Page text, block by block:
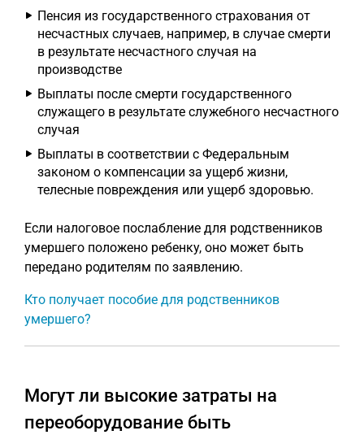
Пенсия из государственного страхования от
несчастных случаев, например, в случае смерти
в результате несчастного случая на
производстве
Выплаты после смерти государственного
служащего в результате служебного несчастного
случая
Выплаты в соответствии с Федеральным
законом о компенсации за ущерб жизни,
телесные повреждения или ущерб здоровью.
Если налоговое послабление для родственников
умершего положено ребенку, оно может быть
передано родителям по заявлению.
Кто получает пособие для родственников
умершего?
Могут ли высокие затраты на
переоборудование быть